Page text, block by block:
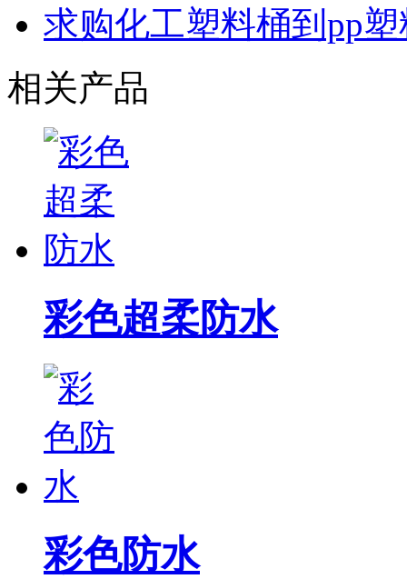
求购化工塑料桶到pp
相关产品
彩色超柔防水
彩色防水